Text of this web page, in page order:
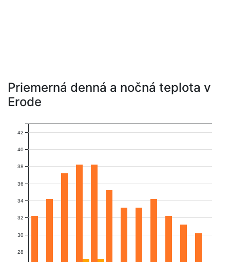
Priemerná denná a nočná teplota v
Erode
28
30
32
34
36
38
40
42